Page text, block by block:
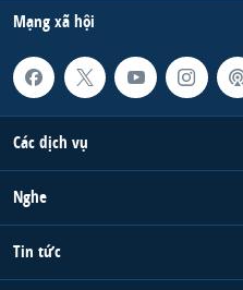
Mạng xã hội
Các dịch vụ
Nghe
Tin tức